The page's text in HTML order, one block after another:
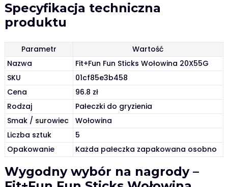
Specyfikacja techniczna
produktu
Parametr
Wartość
Nazwa
Fit+Fun Fun Sticks Wołowina 20X55G
SKU
01cf85e3b458
Cena
96.8 zł
Rodzaj
Pałeczki do gryzienia
Smak / surowiec
Wołowina
Liczba sztuk
5
Opakowanie
Każda pałeczka zapakowana osobno
Wygodny wybór na nagrody –